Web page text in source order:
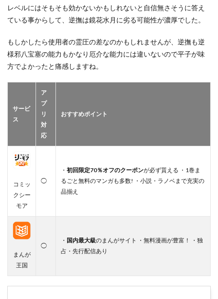
レベルにはそもそも効かないかもしれないと自信無さそうに答え
ている事からして、逆撫は鏡花水月に劣る可能性が濃厚でした。
もしかしたら使用者の霊圧の差なのかもしれませんが、逆撫も逆
様邪八宝塞の能力もかなり厄介な能力には違いないので平子が味
方でよかったと痛感しますね。
サービ
ス
ア
プ
リ
対
応
おすすめポイント
コミッ
クシー
モア
◯
・ 初回限定70％オフのクーポンが必ず貰える ・1巻ま
るごと無料のマンガも多数! ・小説・ラノベまで充実の
品揃え
まんが
王国
◯
・ 国内最大級のまんがサイト ・無料漫画が豊富！ ・独
占・先行配信あり